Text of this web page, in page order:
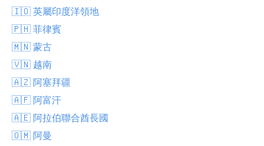
🇮🇴 英屬印度洋領地
🇵🇭 菲律賓
🇲🇳 蒙古
🇻🇳 越南
🇦🇿 阿塞拜疆
🇦🇫 阿富汗
🇦🇪 阿拉伯聯合酋長國
🇴🇲 阿曼